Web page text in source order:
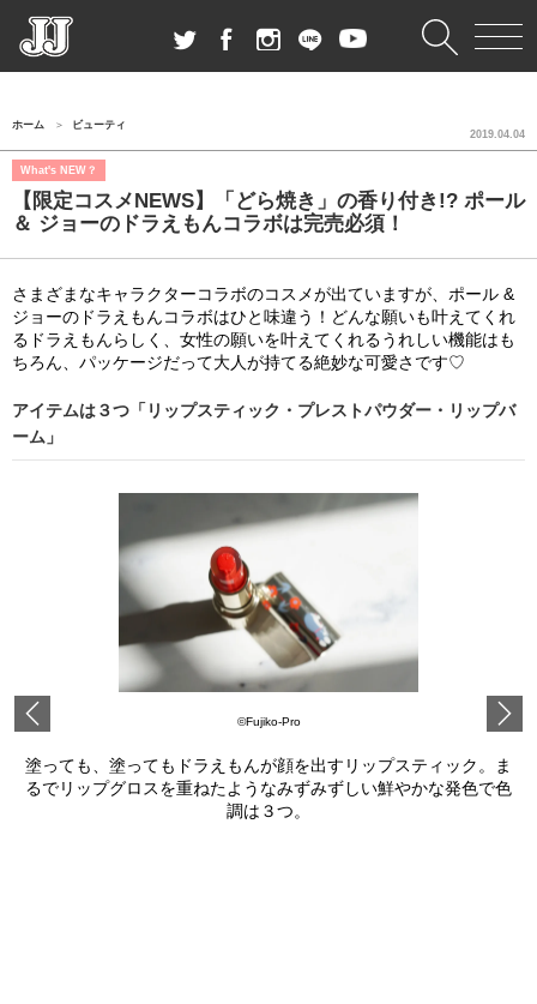
ホーム ビューティ
What's NEW？
【限定コスメNEWS】「どら焼き」の香り付き!? ポール
＆ ジョーのドラえもんコラボは完売必須！
2019.04.04
さまざまなキャラクターコラボのコスメが出ていますが、ポール &
ジョーのドラえもんコラボはひと味違う！どんな願いも叶えてくれ
るドラえもんらしく、女性の願いを叶えてくれるうれしい機能はも
ちろん、パッケージだって大人が持てる絶妙な可愛さです♡
アイテムは３つ「リップスティック・プレストパウダー・リップバ
ーム」
©Fujiko-Pro
塗っても、塗ってもドラえもんが顔を出すリップスティック。ま
るでリップグロスを重ねたようなみずみずしい鮮やかな発色で色
調は３つ。